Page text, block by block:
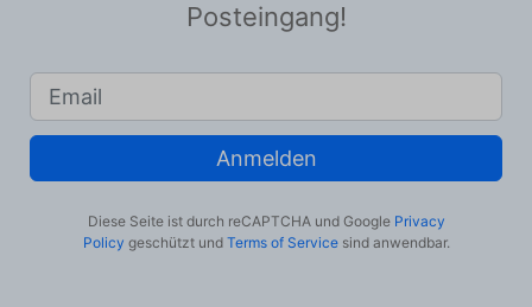
Posteingang!
Anmelden
Diese Seite ist durch reCAPTCHA und Google Privacy
Policy geschützt und Terms of Servicesind anwendbar.